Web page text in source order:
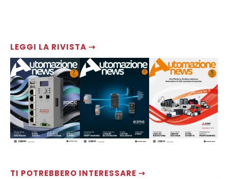
LEGGI LA RIVISTA ⇢
TI POTREBBERO INTERESSARE ⇢